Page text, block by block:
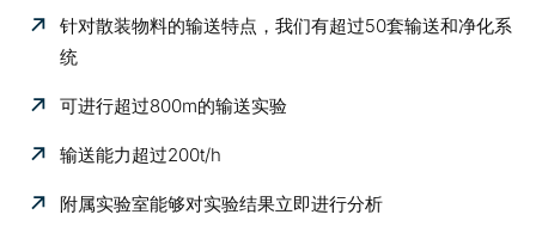
针对散装物料的输送特点，我们有超过50套输送和净化系
统
可进行超过800m的输送实验
输送能力超过200t/h
附属实验室能够对实验结果立即进行分析